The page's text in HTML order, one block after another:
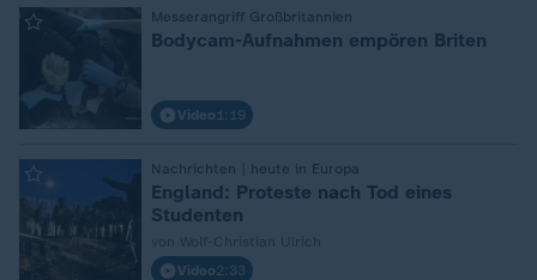
Messerangriff Großbritannien
Bodycam-Aufnahmen empören Briten
Video 1:19
Nachrichten | heute in Europa
England: Proteste nach Tod eines
Studenten
Video2:33